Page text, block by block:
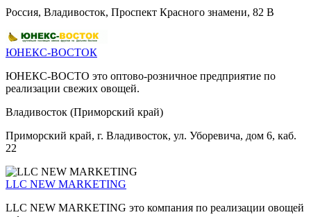
Россия, Владивосток, Проспект Красного знамени, 82 В
ЮНЕКС-ВОСТОК
ЮНЕКС-ВОСТО это оптово-розничное предприятие по
реализации свежих овощей.
Владивосток (Приморский край)
Приморский край, г. Владивосток, ул. Уборевича, дом 6, каб.
22
LLC NEW MARKETING
LLC NEW MARKETING это компания по реализации овощей